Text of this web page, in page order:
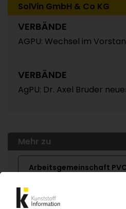
SolVin GmbH & Co KG
VERBÄNDE
AGPU: Wechsel im
VERBÄNDE
AgPU: Dr. Axel Bruder
Mehr zu
Arbeitsgemeinschaft
objectflor Art und Design